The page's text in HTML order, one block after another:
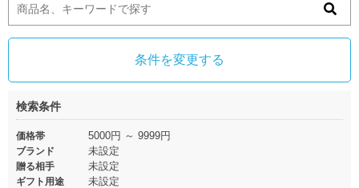
条件を変更する
検索条件
価格帯 5000円 ～ 9999円
ブランド 未設定
贈る相手 未設定
ギフト用途 未設定